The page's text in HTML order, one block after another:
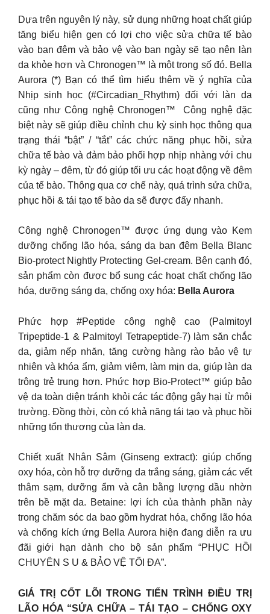
Dựa trên nguyên lý này, sử dụng những hoạt chất giúp
tăng biểu hiện gen có lợi cho việc sửa chữa tế bào
vào ban đêm và bảo vệ vào ban ngày sẽ tạo nên làn
da khỏe hơn và Chronogen™ là một trong số đó. Bella
Aurora (*) Bạn có thể tìm hiểu thêm về ý nghĩa của
Nhịp sinh học (#Circadian_Rhythm) đối với làn da
cũng như Công nghệ Chronogen™ Công nghệ đặc
biệt này sẽ giúp điều chỉnh chu kỳ sinh học thông qua
trạng thái “bật” / “tắt” các chức năng phục hồi, sửa
chữa tế bào và đảm bảo phối hợp nhịp nhàng với chu
kỳ ngày – đêm, từ đó giúp tối ưu các hoạt động về đêm
của tế bào. Thông qua cơ chế này, quá trình sửa chữa,
phục hồi & tái tạo tế bào da sẽ được đẩy nhanh.
Công nghệ Chronogen™ được ứng dụng vào Kem
dưỡng chống lão hóa, sáng da ban đêm Bella Blanc
Bio-protect Nightly Protecting Gel-cream. Bên cạnh đó,
sản phẩm còn được bổ sung các hoạt chất chống lão
hóa, dưỡng sáng da, chống oxy hóa: Bella Aurora
Phức hợp #Peptide công nghệ cao (Palmitoyl
Tripeptide-1 & Palmitoyl Tetrapeptide-7) làm săn chắc
da, giảm nếp nhăn, tăng cường hàng rào bảo vệ tự
nhiên và khóa ẩm, giảm viêm, làm mịn da, giúp làn da
trông trẻ trung hơn. Phức hợp Bio-Protect™ giúp bảo
vệ da toàn diện tránh khỏi các tác động gây hại từ môi
trường. Đồng thời, còn có khả năng tái tạo và phục hồi
những tổn thương của làn da.
Chiết xuất Nhân Sâm (Ginseng extract): giúp chống
oxy hóa, còn hỗ trợ dưỡng da trắng sáng, giảm các vết
thâm sạm, dưỡng ẩm và cân bằng lượng dầu nhờn
trên bề mặt da. Betaine: lợi ích của thành phần này
trong chăm sóc da bao gồm hydrat hóa, chống lão hóa
và chống kích ứng Bella Aurora hiện đang diễn ra ưu
đãi giới hạn dành cho bộ sản phẩm “PHỤC HỒI
CHUYÊN S U & BẢO VỆ TỐI ĐA”.
GIÁ TRỊ CỐT LÕI TRONG TIẾN TRÌNH ĐIỀU TRỊ
LÃO HÓA “SỬA CHỮA – TÁI TẠO – CHỐNG OXY